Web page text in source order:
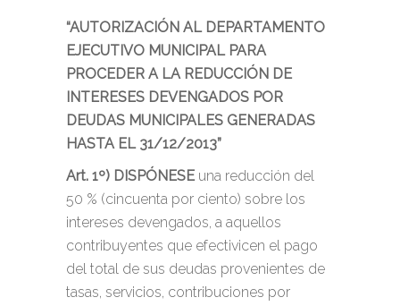
“AUTORIZACIÓN AL DEPARTAMENTO
EJECUTIVO MUNICIPAL PARA
PROCEDER A LA REDUCCIÓN DE
INTERESES DEVENGADOS POR
DEUDAS MUNICIPALES GENERADAS
HASTA EL 31/12/2013”
Art. 1º) DISPÓNESE una reducción del
50 % (cincuenta por ciento) sobre los
intereses devengados, a aquellos
contribuyentes que efectivicen el pago
del total de sus deudas provenientes de
tasas, servicios, contribuciones por